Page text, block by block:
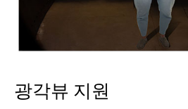
광각뷰 지원